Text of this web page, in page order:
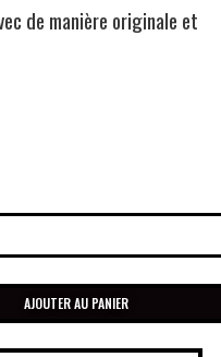
de manière originale et
AJOUTER AU PANIER